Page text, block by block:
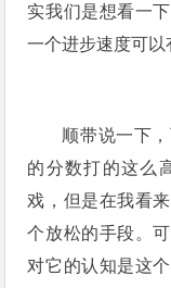
实我们是想看一
一个进步速度可以
顺带说一下
的分数打的这么
戏，但是在我看
个放松的手段。
对它的认知是这